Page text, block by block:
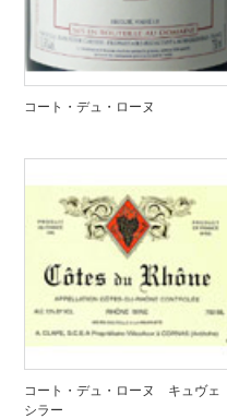
コート・デュ・ローヌ
コート・デュ・ローヌ キュヴェ
シラー